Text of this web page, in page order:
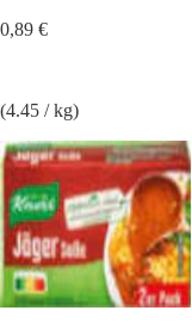
0,89 €
(4.45 / kg)